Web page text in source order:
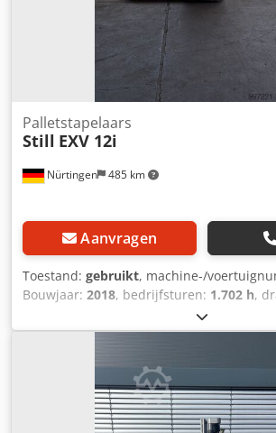
Nürtingen 485 km
Palletstapelaars
Still EXV 12i
Aanvragen
Toestand: gebruikt, machine-/
Bouwjaar: 2018, bedrijfsturen: 1.702 h,
2.924 mm
ladingzwaartepunt:600 mm,
, totaalgewicht: 900 kg
F20273J00044 Dsdpexfdutsfx Agtock